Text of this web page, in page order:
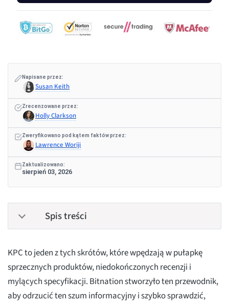
Napisane przez:
Susan Keith
Zrecenzowane przez:
Holly Clarkson
Zweryfikowano pod kątem faktów przez:
Lawrence Woriji
Zaktualizowano:
sierpień 03, 2026
Spis treści
KPC to jeden z tych skrótów, które wpędzają w pułapkę
sprzecznych produktów, niedokończonych recenzji i
mylących specyfikacji. Bitnation stworzyło ten przewodnik,
aby odrzucić ten szum informacyjny i szybko sprawdzić,